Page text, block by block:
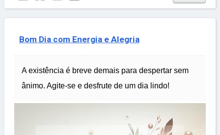
Bom Dia com Energia e Alegria
A existência é breve demais para despertar sem
ânimo. Agite-se e desfrute de um dia lindo!